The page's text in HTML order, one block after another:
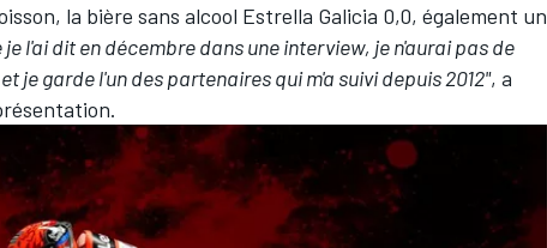
la bière sans alcool Estrella Galicia 0,0, également un
je l'ai dit en décembre dans une interview, je n'aurai pas de
je garde l'un des partenaires qui m'a suivi depuis 2012", a